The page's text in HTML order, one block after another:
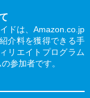
ドは、Amazon.co.jp
介料を獲得できる手
リエイトプログラム
参加者です。